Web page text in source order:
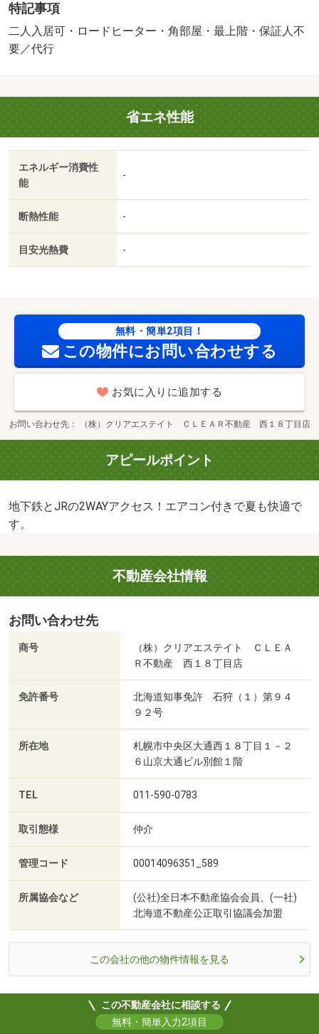
ク置場：なし・駐輪場：なし/退去時ハウスクリーニン
グ 25000円/退去時エアコン分解清掃 22000円
特記事項
二人入居可・ロードヒーター・角部屋・最上階・保証人不
要／代行
省エネ性能
エネルギー消費性
能
-
断熱性能 -
目安光熱費 -
無料・簡単2項目！
この物件にお問い合わせする
お気に入りに追加する
お問い合わせ先 （株）クリアエステイト ＣＬＥＡＲ不動産 西１８丁目店
アピールポイント
地下鉄とJRの2WAYアクセス！エアコン付きで夏も快適で
す。
不動産会社情報
お問い合わせ先
商号
（株）クリアエステイト ＣＬＥＡ
Ｒ不動産 西１８丁目店
免許番号
北海道知事免許 石狩（１）第９４
９２号
所在地
札幌市中央区大通西１８丁目１－２
６山京大通ビル別館１階
TEL 011-590-0783
取引態様 仲介
管理コード 00014096351_589
所属協会など
(公社)全日本不動産協会会員、(一社)
北海道不動産公正取引協議会加盟
この会社の他の物件情報を見る
この不動産会社に相談する
無料・簡単入力2項目